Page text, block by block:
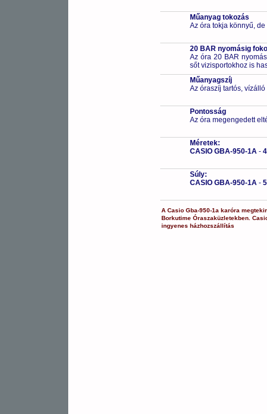
Műanyag tokozás
Az óra tokja könnyű,
20 BAR nyomásig
Az óra 20 BAR
sőt vizisportokhoz is
Műanyagszíj
Az óraszíj tartós,
Pontosság
Az óra megengedett
Méretek:
CASIO GBA-950-1A-
Súly:
CASIO GBA-950-1A-
A Casio Gba-950-1a karóra
Borkutime Óraszaküzletekben.
ingyenes házhozszállítás